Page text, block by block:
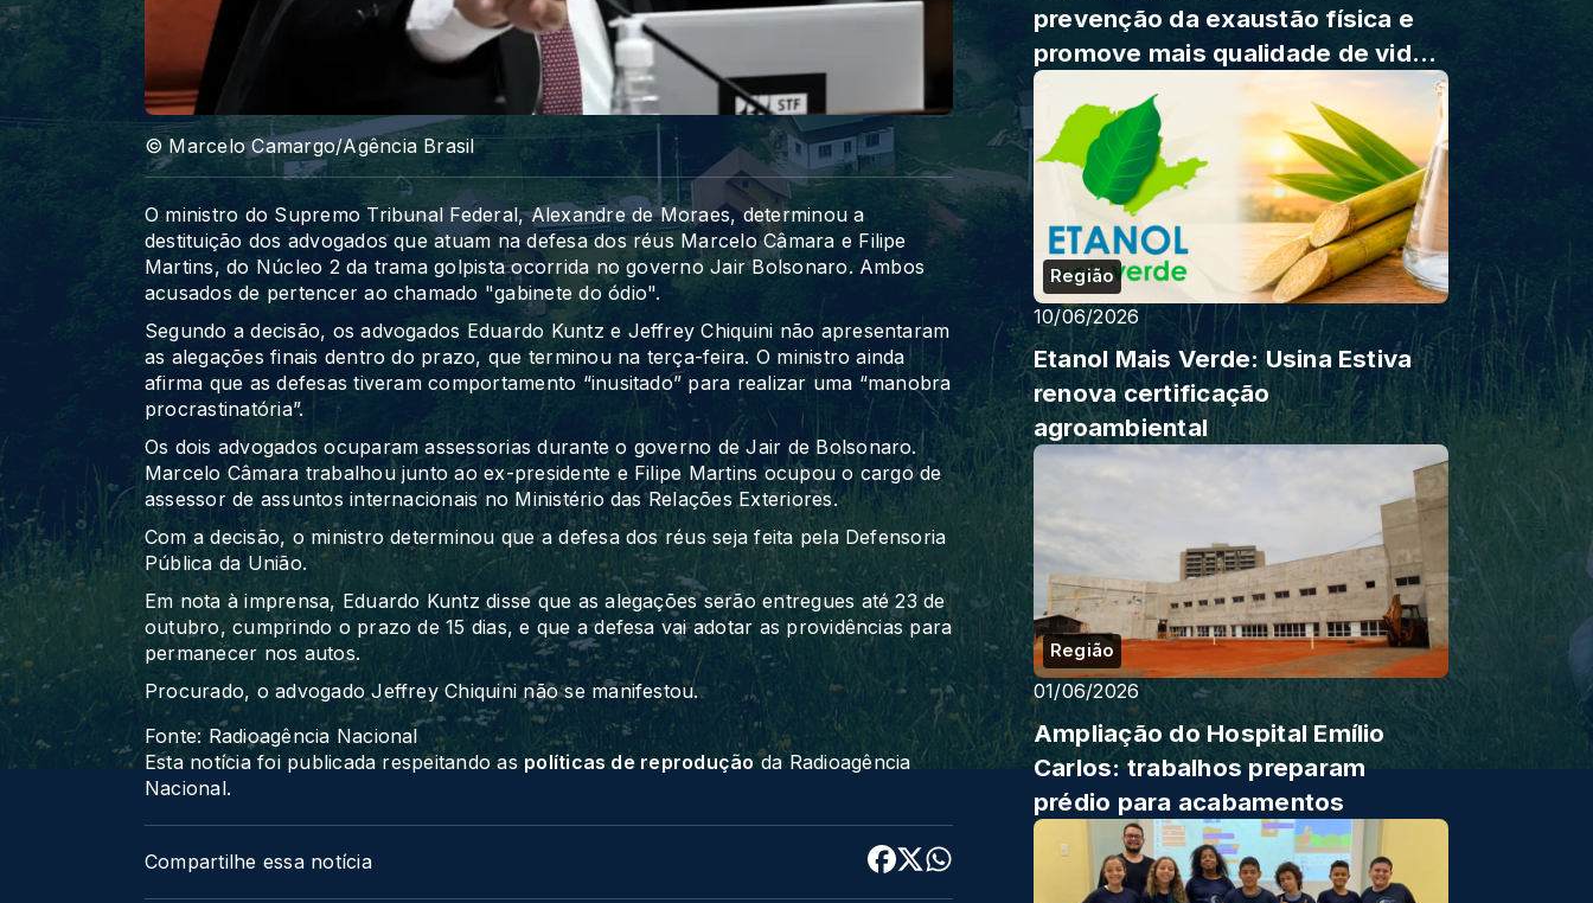
© Marcelo Camargo/Agência Brasil
O ministro do Supremo Tribunal Federal, Alexandre de Moraes, determinou a
destituição dos advogados que atuam na defesa dos réus Marcelo Câmara e Filipe
Martins, do Núcleo 2 da trama golpista ocorrida no governo Jair Bolsonaro. Ambos
acusados de pertencer ao chamado "gabinete do ódio".
Segundo a decisão, os advogados Eduardo Kuntz e Jeffrey Chiquini não apresentaram
as alegações finais dentro do prazo, que terminou na terça-feira. O ministro ainda
afirma que as defesas tiveram comportamento “inusitado” para realizar uma “manobra
procrastinatória”.
Os dois advogados ocuparam assessorias durante o governo de Jair de Bolsonaro.
Marcelo Câmara trabalhou junto ao ex-presidente e Filipe Martins ocupou o cargo de
assessor de assuntos internacionais no Ministério das Relações Exteriores.
Com a decisão, o ministro determinou que a defesa dos réus seja feita pela Defensoria
Pública da União.
Em nota à imprensa, Eduardo Kuntz disse que as alegações serão entregues até 23 de
outubro, cumprindo o prazo de 15 dias, e que a defesa vai adotar as providências para
permanecer nos autos.
Procurado, o advogado Jeffrey Chiquini não se manifestou.
Fonte: Radioagência Nacional
Esta notícia foi publicada respeitando aspolíticas de reproduçãoda Radioagência
Nacional.
Compartilhe essa notícia
prevenção da exaustão física e
promove mais qualidade de vida
no trabalho
Região
10/06/2026
Etanol Mais Verde: Usina Estiva
renova certificação
agroambiental
Região
01/06/2026
Ampliação do Hospital Emílio
Carlos: trabalhos preparam
prédio para acabamentos